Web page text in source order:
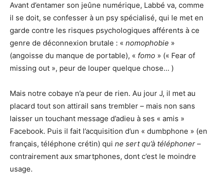
Avant d’entamer son jeûne numérique, Labbé va, comme
il se doit, se confesser à un psy spécialisé, qui le met en
garde contre les risques psychologiques afférents à ce
genre de déconnexion brutale : « nomophobie »
(angoisse du manque de portable), « fomo » (« Fear of
missing out », peur de louper quelque chose… )
Mais notre cobaye n’a peur de rien. Au jour J, il met au
placard tout son attirail sans trembler – mais non sans
laisser un touchant message d’adieu à ses « amis »
Facebook. Puis il fait l’acquisition d’un « dumbphone » (en
français, téléphone crétin) qui ne sert qu’à téléphoner –
contrairement aux smartphones, dont c’est le moindre
usage.